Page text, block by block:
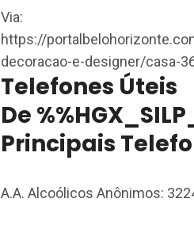
Via:
https://
decoracao-e-designer/casa-
Telefones Úteis
De
Principais
A.A. Alcoólicos Anônimos: